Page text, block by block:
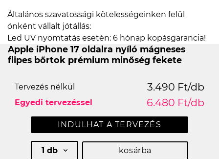
Általános szavatossági kötelességeinken felül
önként vállalt jótállás:
Led UV nyomtatás esetén: 6 hónap kopásgarancia!
Apple iPhone 17 oldalra nyíló mágneses
flipes bőrtok prémium minőség fekete
Tervezés nélkül 3.490 Ft/db
Egyedi tervezéssel 6.480 Ft/db
INDULHAT A TERVEZÉS
1 db kosárba